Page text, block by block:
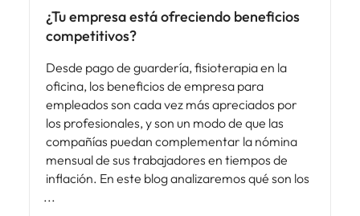
¿Tu empresa está ofreciendo beneficios
competitivos?
Desde pago de guardería, fisioterapia en la
oficina, los beneficios de empresa para
empleados son cada vez más apreciados por
los profesionales, y son un modo de que las
compañías puedan complementar la nómina
mensual de sus trabajadores en tiempos de
inflación. En este blog analizaremos qué son los